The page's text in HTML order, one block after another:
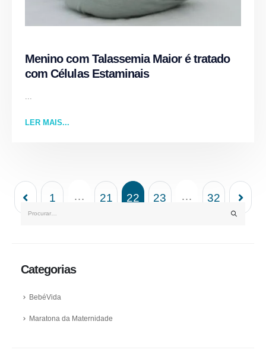
Menino com Talassemia Maior é tratado
com Células Estaminais
...
LER MAIS...
1 … 21 22 23 … 32
Categorias
BebéVida
Maratona da Maternidade